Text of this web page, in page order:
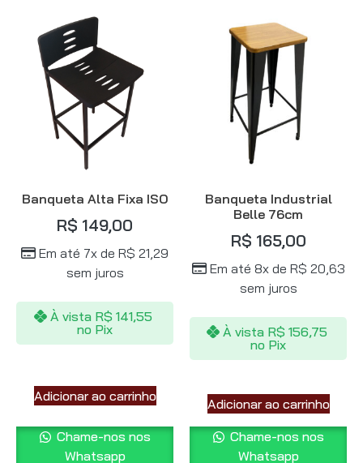
Banqueta Alta Fixa ISO
R$ 149,00
Em até 7x de R$ 21,29
sem juros
À vista R$ 141,55
no Pix
Adicionar ao carrinho
Chame-nos nos
Whatsapp
Banqueta Industrial
Belle 76cm
R$ 165,00
Em até 8x de R$ 20,63
sem juros
À vista R$ 156,75
no Pix
Adicionar ao carrinho
Chame-nos nos
Whatsapp